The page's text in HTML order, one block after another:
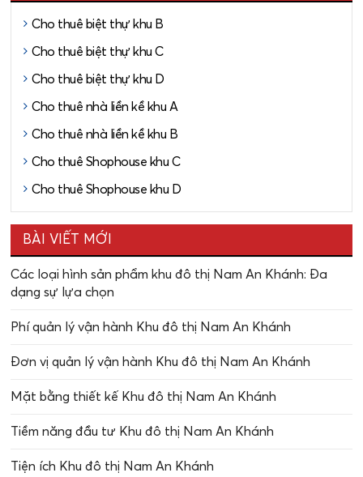
Cho thuê biệt thự khu B
Cho thuê biệt thự khu C
Cho thuê biệt thự khu D
Cho thuê nhà liền kề khu A
Cho thuê nhà liền kề khu B
Cho thuê Shophouse khu C
Cho thuê Shophouse khu D
BÀI VIẾT MỚI
Các loại hình sản phẩm khu đô thị Nam An Khánh: Đa
dạng sự lựa chọn
Phí quản lý vận hành Khu đô thị Nam An Khánh
Đơn vị quản lý vận hành Khu đô thị Nam An Khánh
Mặt bằng thiết kế Khu đô thị Nam An Khánh
Tiềm năng đầu tư Khu đô thị Nam An Khánh
Tiện ích Khu đô thị Nam An Khánh